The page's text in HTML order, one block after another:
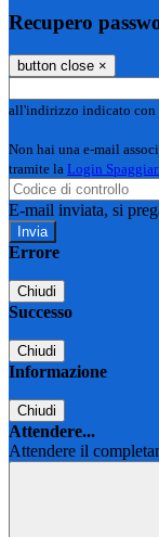
Recupero
button close ×
all'indirizzo indicato con
Non hai una e-mail
tramite la Login
E-mail inviata, si
Errore
Chiudi
Successo
Chiudi
Informazione
Chiudi
Attendere...
Attendere il